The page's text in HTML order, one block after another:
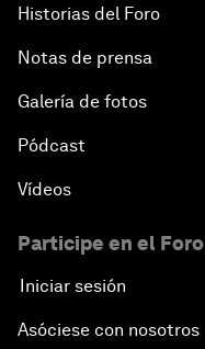
Historias del Foro
Notas de prensa
Galería de fotos
Pódcast
Vídeos
Participe en el Foro
Iniciar sesión
Asóciese con nosotros